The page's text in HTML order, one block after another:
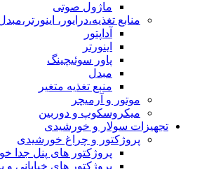
ماژول صوتی
منابع تغذیه،درایور،
آداپتور
اینورتر
پاور سوئیچینگ
مبدل
منبع تغذیه متغیر
موتور و آرمیچر
میکروسکوپ و دوربین
تجهیزات سولار و خورشیدی
پروژکتور و چراغ خورشیدی
پروژکتور های پنل جدا
پروژکتور های خیابانی